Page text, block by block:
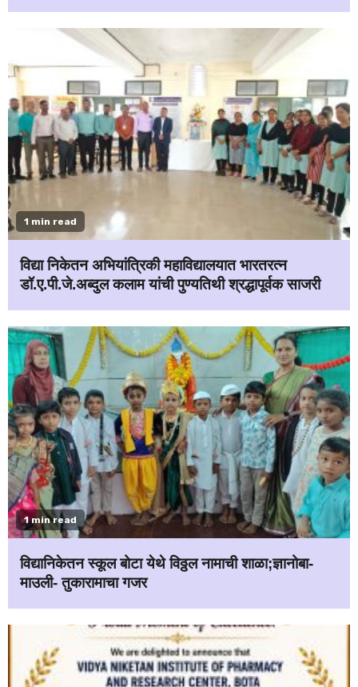
1 min read
विद्या निकेतन अभियांत्रिकी महाविद्यालयात भारतरत्न
डॉ.ए.पी.जे.अब्दुल कलाम यांची पुण्यतिथी श्रद्धापूर्वक साजरी
1 min read
विद्यानिकेतन स्कूल बोटा येथे विठ्ठल नामाची शाळा;ज्ञानोबा-
माउली- तुकारामाचा गजर